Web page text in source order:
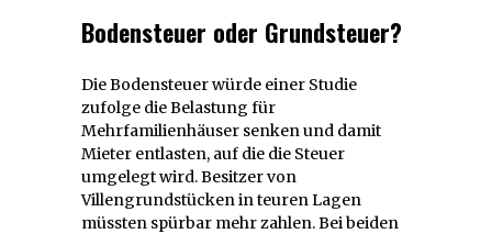
Bodensteuer oder Grundsteuer?
Die Bodensteuer würde einer Studie
zufolge die Belastung für
Mehrfamilienhäuser senken und damit
Mieter entlasten, auf die die Steuer
umgelegt wird. Besitzer von
Villengrundstücken in teuren Lagen
müssten spürbar mehr zahlen. Bei beiden